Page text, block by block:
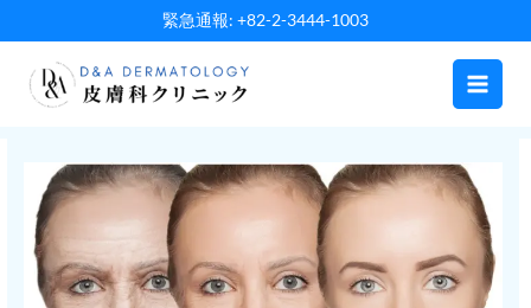
容
緊急通報: +82-2-3444-1003